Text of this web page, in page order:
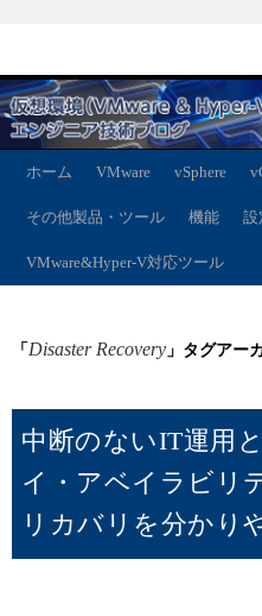
ホーム VMware vSphere
その他製品・ツール 機能 設
VMware&Hyper-V対応ツール
「Disaster Recovery 」タグアー
中断のないIT運用
イ・アベイラビリ
リカバリを分かり